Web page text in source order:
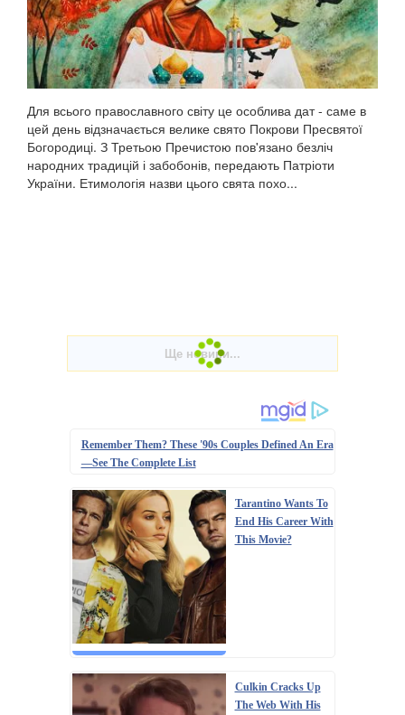
Для всього православного світу це особлива дат - саме в
цей день відзначається велике свято Покрови Пресвятої
Богородиці. З Третьою Пречистою пов'язано безліч
народних традицій і забобонів, передають Патріоти
України. Етимологія назви цього свята похо...
Remember Them? These '90s Couples Defined An Era
—See The Complete List
Tarantino Wants To
End His Career With
This Movie?
Culkin Cracks Up
The Web With His